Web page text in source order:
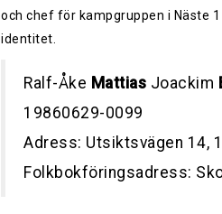
och chef för kampgruppen i Näste
identitet.
Ralf-Åke Mattias Joackim
19860629-0099
Adress: Utsiktsvägen 14,
Folkbokföringsadress: